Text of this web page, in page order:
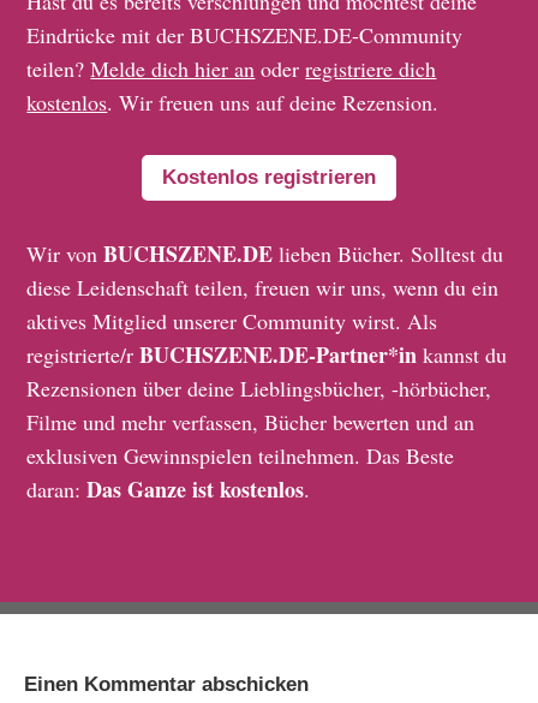
Eindrücke mit der BUCHSZENE.DE-Community
teilen?Melde dich hier an oderregistriere dich
kostenlos. Wir freuen uns auf deine Rezension.
Kostenlos registrieren
Wir vonBUCHSZENE.DE lieben Bücher. Solltest du
diese Leidenschaft teilen, freuen wir uns, wenn du ein
aktives Mitglied unserer Community wirst. Als
registrierte/rBUCHSZENE.DE-Partner*in kannst du
Rezensionen über deine Lieblingsbücher, -hörbücher,
Filme und mehr verfassen, Bücher bewerten und an
exklusiven Gewinnspielen teilnehmen. Das Beste
daran:Das Ganze ist kostenlos.
Einen Kommentar abschicken